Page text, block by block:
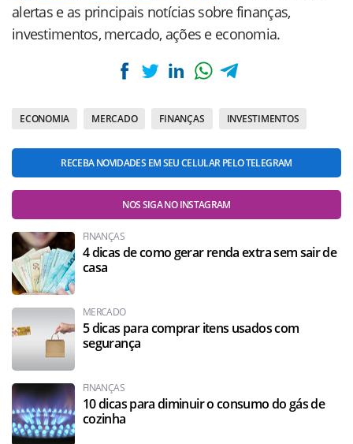
alertas e as principais notícias sobre finanças,
investimentos, mercado, ações e economia.
ECONOMIA MERCADO FINANÇAS INVESTIMENTOS
RECEBA NOVIDADES EM SEU CELULAR PELO TELEGRAM
NOS SIGA NO INSTAGRAM
FINANÇAS
4 dicas de como gerar renda extra sem sair de
casa
MERCADO
5 dicas para comprar itens usados com
segurança
FINANÇAS
10 dicas para diminuir o consumo do gás de
cozinha